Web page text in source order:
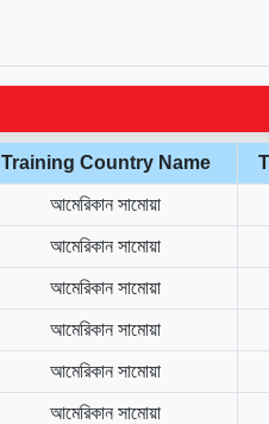
Training Country Name
আমেরিকান সামোয়া
আমেরিকান সামোয়া
আমেরিকান সামোয়া
আমেরিকান সামোয়া
আমেরিকান সামোয়া
আমেরিকান সামোয়া